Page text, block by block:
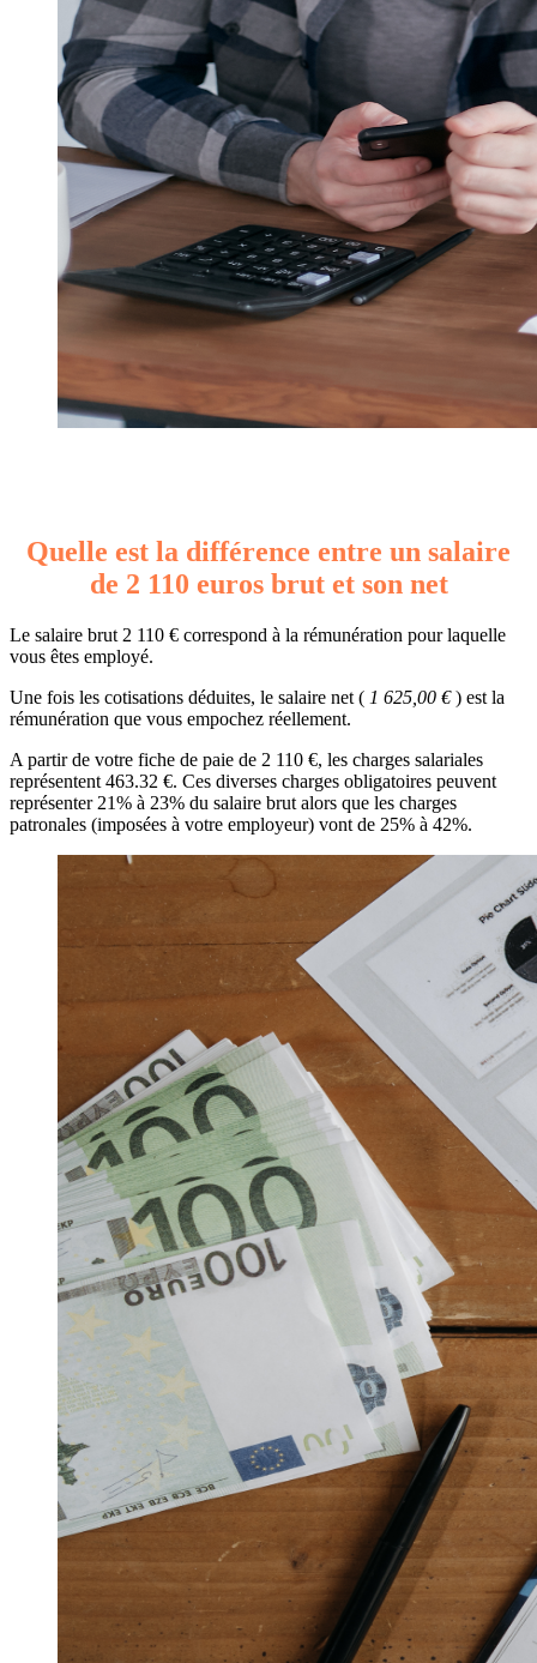
Quelle est la différence entre un salaire
de 2 110 euros brut et son net
Le salaire brut 2 110 € correspond à la rémunération pour laquelle
vous êtes employé.
Une fois les cotisations déduites, le salaire net ( 1 625,00 €) est la
rémunération que vous empochez réellement.
A partir de votre fiche de paie de 2 110 €, les charges salariales
représentent 463.32 €. Ces diverses charges obligatoires peuvent
représenter 21% à 23% du salaire brut alors que les charges
patronales (imposées à votre employeur) vont de 25% à 42%.